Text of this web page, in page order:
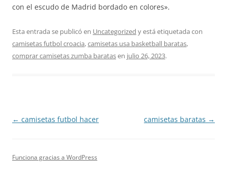
con el escudo de Madrid bordado en colores».
Esta entrada se publicó en Uncategorized y está etiquetada con
camisetas futbol croacia,camisetas usa basketball baratas,
comprar camisetas zumba baratasen julio 26, 2023.
Navegación
← camisetas futbol hacer camisetas baratas →
Funciona gracias a WordPress